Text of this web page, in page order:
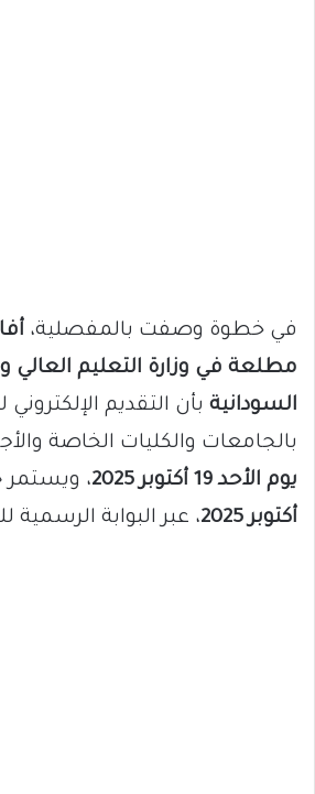
في خطوة وصفت بالمفصلية،
مطلعة في وزارة التعليم العالي
السودانية بأن التقديم
بالجامعات والكليات الخاصة
يوم الأحد 19 أكتوبر 2025
، ويستمر
أكتوبر 2025
، عبر البوابة الرسمية